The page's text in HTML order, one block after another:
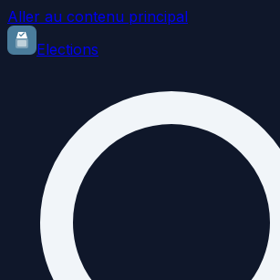
Aller au contenu principal
Elections